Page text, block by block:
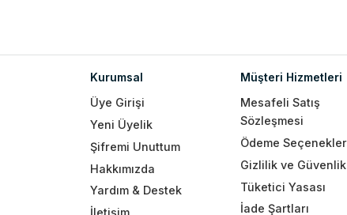
Kurumsal
Üye Girişi
Yeni Üyelik
Şifremi Unuttum
Hakkımızda
Yardım & Destek
Müşteri Hizmetleri
Mesafeli Satış
Sözleşmesi
Ödeme
Gizlilik ve Güvenlik
Tüketici Yasası
İade Şartları